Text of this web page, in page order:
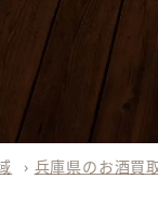
› 兵庫県のお酒買